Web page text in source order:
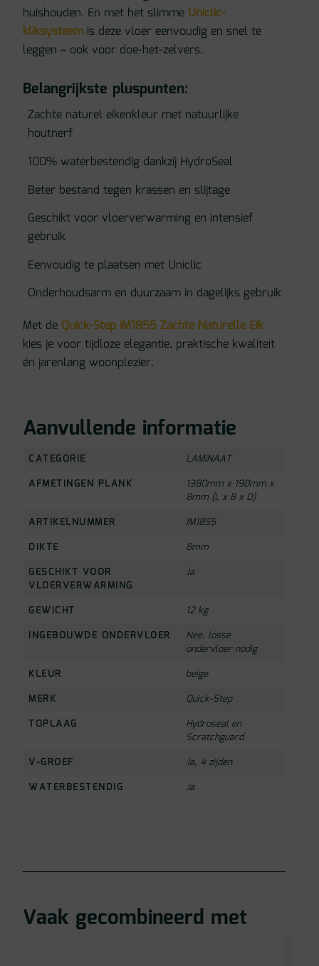
huishouden. En met het slimme Uniclic-
kliksysteem is deze vloer eenvoudig en snel te
leggen – ook voor doe-het-zelvers.
Belangrijkste pluspunten:
Zachte naturel eikenkleur met natuurlijke
houtnerf
100% waterbestendig dankzij HydroSeal
Beter bestand tegen krassen en slijtage
Geschikt voor vloerverwarming en intensief
gebruik
Eenvoudig te plaatsen met Uniclic
Onderhoudsarm en duurzaam in dagelijks gebruik
Met de Quick-Step IM1855 Zachte Naturelle Eik
kies je voor tijdloze elegantie, praktische kwaliteit
én jarenlang woonplezier.
Aanvullende informatie
CATEGORIE
LAMINAAT
AFMETINGEN PLANK
1380mm x 190mm x
8mm (L x B x D)
ARTIKELNUMMER
IM1855
DIKTE
8mm
GESCHIKT VOOR
VLOERVERWARMING
Ja
GEWICHT
12 kg
INGEBOUWDE ONDERVLOER
Nee, losse
ondervloer nodig
KLEUR
beige
MERK
Quick-Step
TOPLAAG
Hydroseal en
Scratchguard
V-GROEF
Ja, 4 zijden
WATERBESTENDIG
Ja
Vaak gecombineerd met